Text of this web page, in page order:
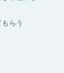
らう